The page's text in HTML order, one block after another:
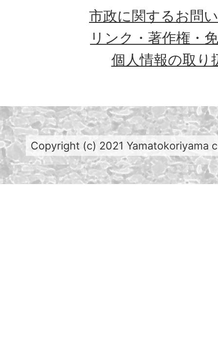
市政に関するお問
リンク・著作権・
個人情報の取り
Copyright (c) 2021 Yamatokoriyama